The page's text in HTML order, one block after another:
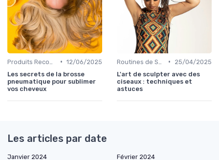
• 12/06/2025
Les secrets de la brosse
pneumatique pour sublimer
vos cheveux
•
25/04/2025
L'art de sculpter avec des
ciseaux : techniques et
astuces
Les articles par date
Janvier 2024
Février 2024